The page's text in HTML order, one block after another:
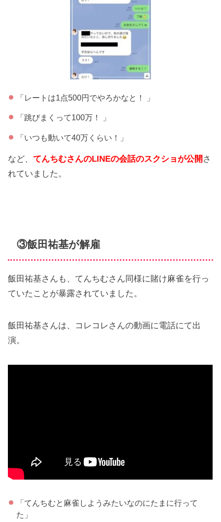
「レートは1点500円でやろかなと！ 」
「跳びまくって100万！ 」
「いつも動いて40万くらい！」
など、てんちむさんのLINEの会話のスクショが公開 さ
れていました。
③飯田祐基が解雇
飯田祐基さんも、てんちむさん同様に賭け麻雀を行っ
ていたことが暴露されていました。
飯田祐基さんは、コレコレさんの動画に電話にて出
演。
「てんちむと麻雀しようみたいなのにたまに行って
た」